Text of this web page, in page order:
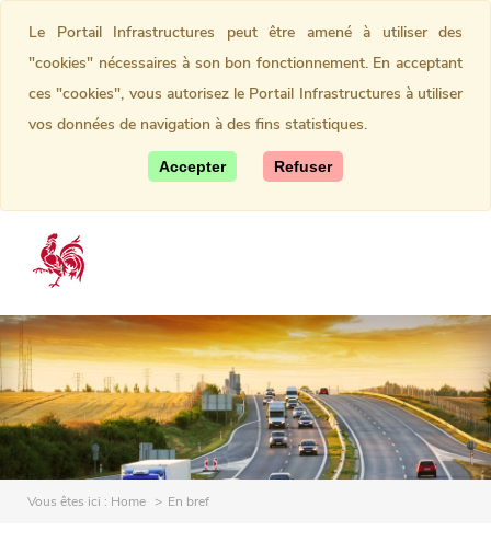
Vous êtes ici : Home En bref
Le Portail Infrastructures peut être amené à utiliser des
"cookies" nécessaires à son bon fonctionnement. En acceptant
ces "cookies", vous autorisez le Portail Infrastructures à utiliser
vos données de navigation à des fins statistiques.
Accepter Refuser